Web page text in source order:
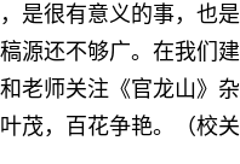
是很有意义的事，也
源还不够广。在我们
老师关注《官龙山》杂
茂，百花争艳。（校